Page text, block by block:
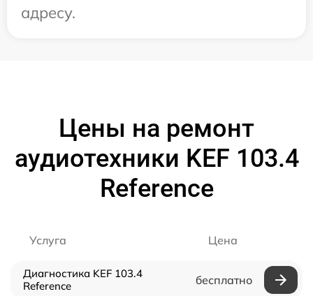
адресу.
Цены на ремонт
аудиотехники KEF 103.4
Reference
Услуга Цена
Диагностика KEF 103.4
Reference
бесплатно